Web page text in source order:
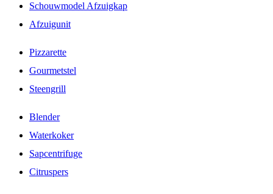
Schouwmodel Afzuigkap
Afzuigunit
Pizzarette
Gourmetstel
Steengrill
Blender
Waterkoker
Sapcentrifuge
Citruspers